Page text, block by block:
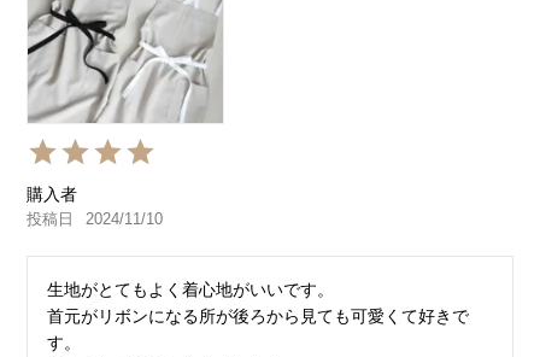
購入者
投稿日 2024/11/10
生地がとてもよく着心地がいいです。
首元がリボンになる所が後ろから見ても可愛くて好きで
す。